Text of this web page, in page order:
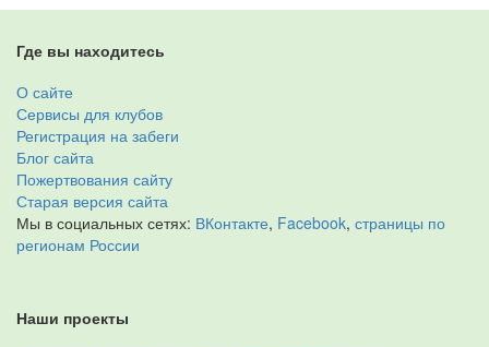
Где вы находитесь
О сайте
Сервисы для клубов
Регистрация на забеги
Блог сайта
Пожертвования сайту
Старая версия сайта
Мы в социальных сетях: ВКонтакте, Facebook, страницы по
регионам России
Наши проекты